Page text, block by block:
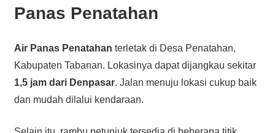
Panas Penatahan
Air Panas Penatahan terletak di Desa Penatahan,
Kabupaten Tabanan. Lokasinya dapat dijangkau sekitar
1,5 jam dari Denpasar. Jalan menuju lokasi cukup baik
dan mudah dilalui kendaraan.